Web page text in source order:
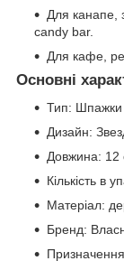
Для канапе,
candy bar.
Для кафе,
Основні
Тип: Шпажки
Дизайн:
Довжина: 12
Кількість в
Матеріал:
Бренд: